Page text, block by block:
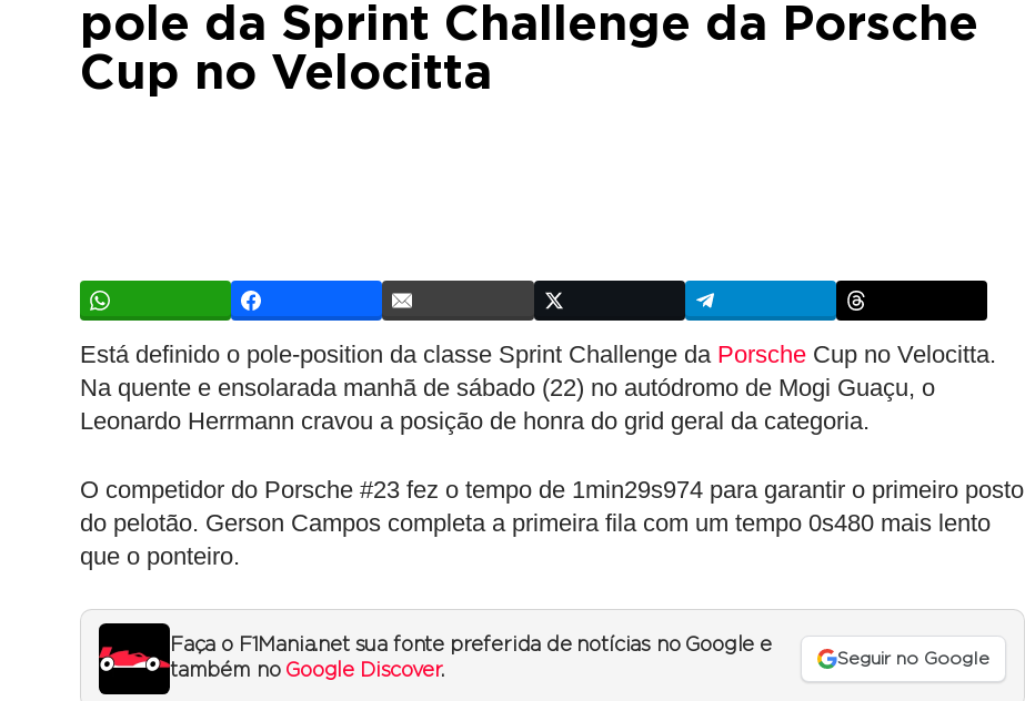
pole da Sprint Challenge da Porsche
Cup no Velocitta
Está definido o pole-position da classe Sprint Challenge da Porsche Cup no Velocitta.
Na quente e ensolarada manhã de sábado (22) no autódromo de Mogi Guaçu, o
Leonardo Herrmann cravou a posição de honra do grid geral da categoria.
O competidor do Porsche #23 fez o tempo de 1min29s974 para garantir o primeiro posto
do pelotão. Gerson Campos completa a primeira fila com um tempo 0s480 mais lento
que o ponteiro.
Faça o F1Mania.net sua fonte preferida de notícias no Google e
também no Google Discover.
Seguir no Google